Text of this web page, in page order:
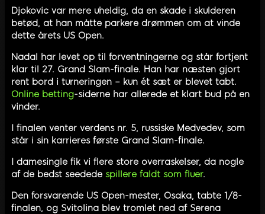
Djokovic var mere uheldig, da en skade i skulderen
betød, at han måtte parkere drømmen om at vinde
dette årets US Open.
Nadal har levet op til forventningerne og står fortjent
klar til 27. Grand Slam-finale. Han har næsten gjort
rent bord i turneringen – kun ét sæt er blevet tabt.
Online betting-siderne har allerede et klart bud på en
vinder.
I finalen venter verdens nr. 5, russiske Medvedev, som
står i sin karrieres første Grand Slam-finale.
I damesingle fik vi flere store overraskelser, da nogle
af de bedst seedede spillere faldt som fluer.
Den forsvarende US Open-mester, Osaka, tabte 1/8-
finalen, og Svitolina blev tromlet ned af Serena